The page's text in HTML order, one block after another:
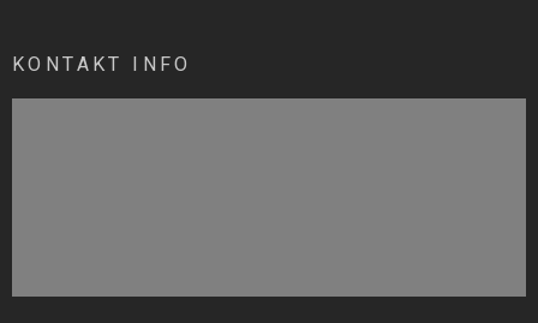
KONTAKT INFO